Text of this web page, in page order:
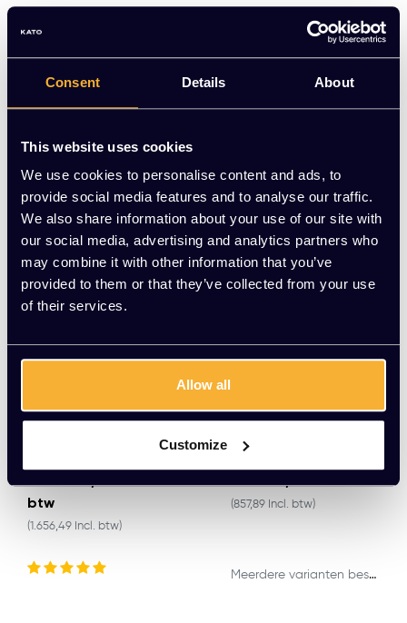
Consent Details About
This website uses cookies
We use cookies to personalise content and ads, to
provide social media features and to analyse our traffic.
We also share information about your use of our site with
our social media, advertising and analytics partners who
may combine it with other information that you’ve
provided to them or that they’ve collected from your use
of their services.
Allow all
Customize
(816,75 Incl. btw)
Vergadertafel Big Bos
(1.143,45 Incl. btw)
Ovalen vergadertafel
EUR 1.369,00 Excl.
btw
(1.656,49 Incl. btw)
Industriële vergaderta
EUR 709,00 Excl. btw
(857,89 Incl. btw)
Meerdere varianten beschikbaar